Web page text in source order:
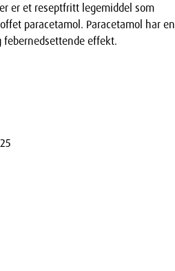
er et reseptfritt legemiddel som
paracetamol. Paracetamol har en
effekt.